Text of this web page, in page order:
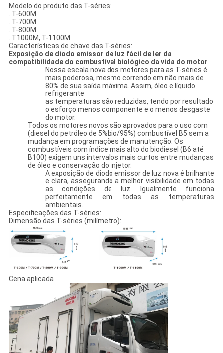
Modelo do produto das T-séries:
. T-600M
. T-700M
. T-800M
. T1000M, T-1100M
Características de chave das T-séries:
Exposição de diodo emissor de luz fácil de ler da
compatibilidade do combustível biológico da vida do motor
Nossa escala nova dos motores para as T-séries é
mais poderosa, mesmo correndo em não mais de
80% de sua saída máxima. Assim, óleo e líquido
refrigerante
as temperaturas são reduzidas, tendo por resultado
o esforço menos componente e o menos desgaste
do motor.
Todos os motores novos são aprovados para o uso com
(diesel do petróleo de 5%bio/95%) combustível B5 sem a
mudança em programações de manutenção. Os
combustíveis com índice mais alto do biodiesel (B6 até
B100) exigem uns intervalos mais curtos entre mudanças
de óleo e conservação do injetor.
A exposição de diodo emissor de luz nova é brilhante
e clara, assegurando a melhor visibilidade em todas
as condições de luz. Igualmente funciona
perfeitamente em todas as temperaturas
ambientais.
Especificações das T-séries:
Dimensão das T-séries (milímetro):
Cena aplicada